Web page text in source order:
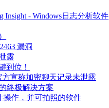
Insight - Windows日志分析软件
漏洞
露
到位！
宣称加密聊天记录未泄露
终极解决方案
操作，并可拍照的软件